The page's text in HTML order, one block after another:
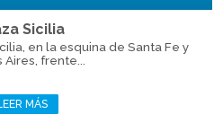
Sicilia
en la esquina de Santa Fe y
frente...
MÁS